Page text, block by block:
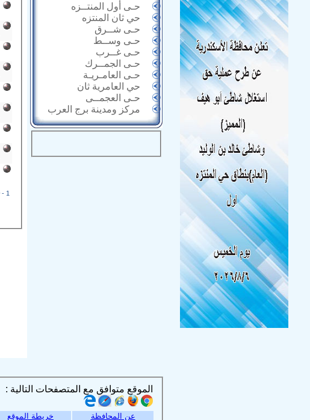
حـى أول المنتــزه
حي ثان المنتزه
حـى شــرق
حـى وســط
حـى غــرب
حـى الجمــرك
حـى العامـريـة
حي العامرية ثان
حـى العجمــى
مركز ومدينة برج العرب
1 - 10
الموقع متوافق مع المتصفحات التالية :
عن المحافظة خريطة الموقع